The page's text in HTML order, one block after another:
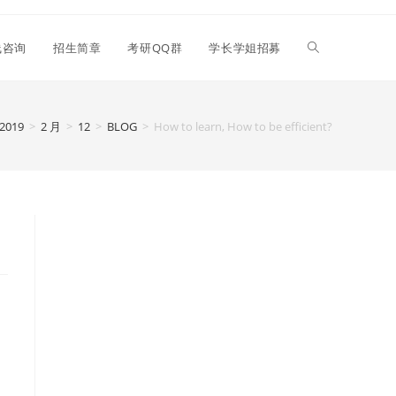
询 招生简章 考研QQ群 学长学姐招募
2019 > 2 月 > 12 > BLOG > How to learn, How to be efficient?